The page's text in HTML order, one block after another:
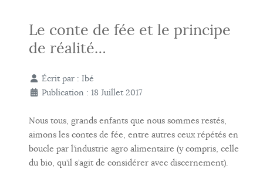
Le conte de fée et le principe
de réalité…
Écrit par : Ibé
Publication : 18 Juillet 2017
Nous tous, grands enfants que nous sommes restés,
aimons les contes de fée, entre autres ceux répétés en
boucle par l’industrie agro alimentaire (y compris, celle
du bio, qu’il s’agit de considérer avec discernement).